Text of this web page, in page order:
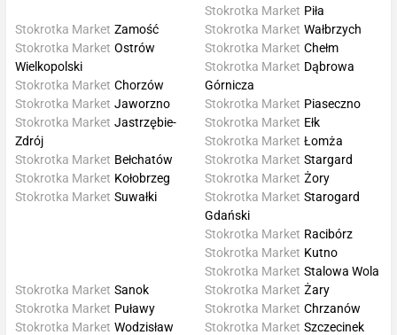
Stokrotka Market Piła
Stokrotka Market Zamość
Stokrotka Market Ostrów
Wielkopolski
Stokrotka Market Chorzów
Stokrotka Market Jaworzno
Stokrotka Market Wałbrzych
Stokrotka Market Chełm
Stokrotka Market Dąbrowa
Górnicza
Stokrotka Market Piaseczno
Stokrotka Market Jastrzębie-
Zdrój
Stokrotka Market Bełchatów
Stokrotka Market Kołobrzeg
Stokrotka Market Suwałki
Stokrotka Market Ełk
Stokrotka Market Łomża
Stokrotka Market Stargard
Stokrotka Market Żory
Stokrotka Market Starogard
Gdański
Stokrotka Market Racibórz
Stokrotka Market Kutno
Stokrotka Market Stalowa Wola
Stokrotka Market Sanok
Stokrotka Market Puławy
Stokrotka Market Wodzisław
Stokrotka Market Żary
Stokrotka Market Chrzanów
Stokrotka Market Szczecinek